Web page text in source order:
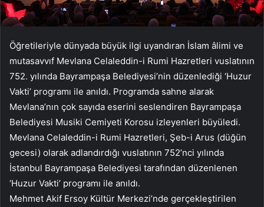
Öğretileriyle dünyada büyük ilgi uyandıran İslam âlimi ve
mutasavvıf Mevlana Celaleddin-i Rumi Hazretleri vuslatının
752. yılında Bayrampaşa Belediyesi’nin düzenlediği ‘Huzur
Vakti’ programı ile anıldı. Programda sahne alarak
Mevlana’nın çok sayıda eserini seslendiren Bayrampaşa
Belediyesi Musiki Cemiyeti Korosu izleyenleri büyüledi.
Mevlana Celaleddin-i Rumi Hazretleri, Şeb-i Arus (düğün
gecesi) olarak adlandırdığı vuslatının 752’nci yılında
İstanbul Bayrampaşa Belediyesi tarafından düzenlenen
‘Huzur Vakti’ programı ile anıldı.
Mehmet Akif Ersoy Kültür Merkezi’nde gerçekleştirilen